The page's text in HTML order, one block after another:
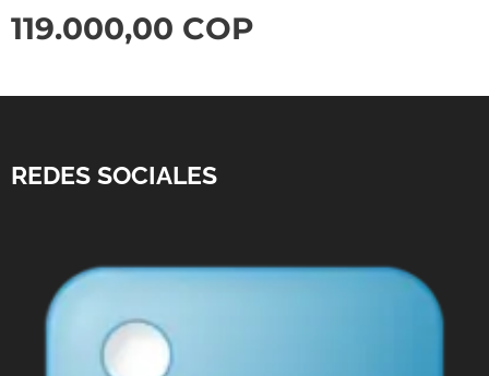
119.000,00 COP
REDES SOCIALES